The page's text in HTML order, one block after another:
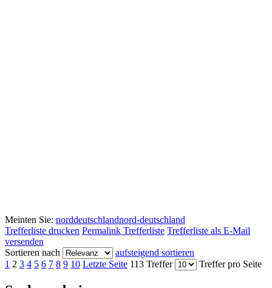
Meinten Sie: norddeutschlandnord-deutschland
Trefferliste drucken Permalink Trefferliste Trefferliste als E-Mail
versenden
Sortieren nach
aufsteigend sortieren
1 2 3 4 5 6 7 8 9 10 Letzte Seite 113 Treffer Treffer pro Seite